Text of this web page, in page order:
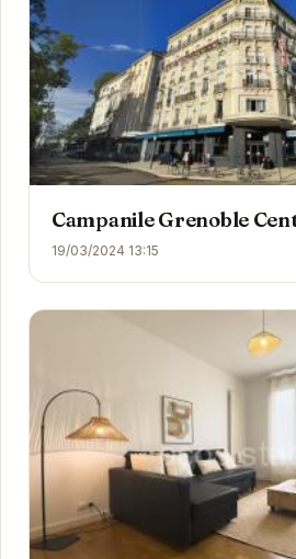
Campanile Grenoble
19/03/2024 13:15